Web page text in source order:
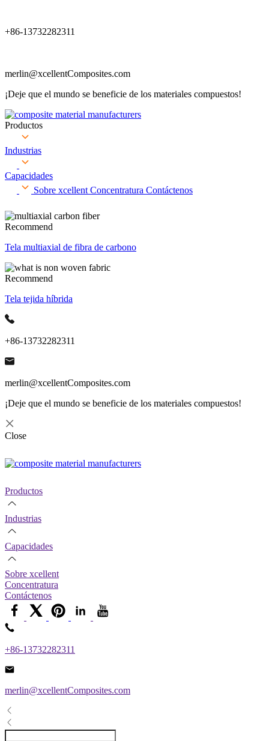
+86-13732282311
merlin@xcellentComposites.com
¡Deje que el mundo se beneficie de los materiales compuestos!
Productos
Industrias
Capacidades
Sobre xcellent Concentratura Contáctenos
Recommend
Tela multiaxial de fibra de carbono
Recommend
Tela tejida híbrida
+86-13732282311
merlin@xcellentComposites.com
¡Deje que el mundo se beneficie de los materiales compuestos!
Close
Productos
Industrias
Capacidades
Sobre xcellent
Concentratura
Contáctenos
+86-13732282311
merlin@xcellentComposites.com